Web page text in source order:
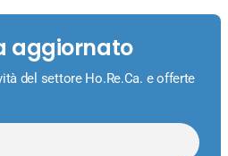
aggiornato
del settore Ho.Re.Ca. e offerte